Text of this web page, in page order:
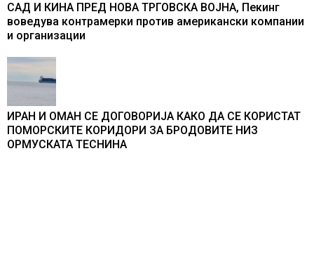
САД И КИНА ПРЕД НОВА ТРГОВСКА ВОЈНА, Пекинг
воведува контрамерки против американски компании
и организации
ИРАН И ОМАН СЕ ДОГОВОРИЈА КАКО ДА СЕ КОРИСТАТ
ПОМОРСКИТЕ КОРИДОРИ ЗА БРОДОВИТЕ НИЗ
ОРМУСКАТА ТЕСНИНА